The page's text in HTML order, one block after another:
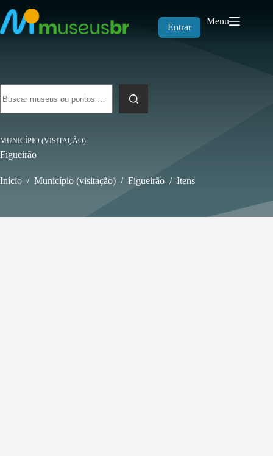
para
o
conteúdo
Entrar
Menu
resultados
MUNICÍPIO (VISITAÇÃO)
Figueirão
Início / Município (visitação) / Figueirão / Itens